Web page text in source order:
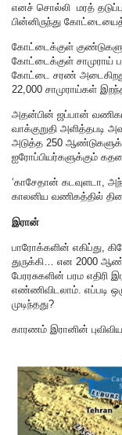
எனச் சொல்லி மரத்
பின்னிருந்து
கோட்டைக்குள்
கோட்டைக்குள் சாமுராய்
கோட்டை சரண்
22,000 சாமுராய்கள்
அதன்பின் ஜப்பான் வணிகம்
வாக்குறுதி அளித்தபடி
அடுத்த 250
ஐரோப்பியர்களுக்கும்
‘காசேதான் கடவுளடா,
காலனிய வணிகத்தில்
இரான்
பாரோக்களின் எகிப்து,
துருக்கி… என 2000
பேரரசுகளின் பரம
எண்ணிவிடலாம். எப்படி
முடிந்தது?
காரணம் இரானின்